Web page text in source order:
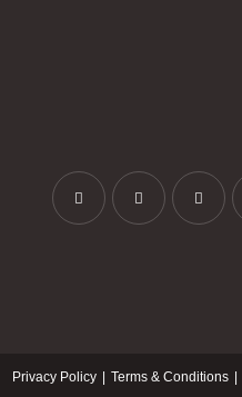
Terms & Conditions
Privacy Policy